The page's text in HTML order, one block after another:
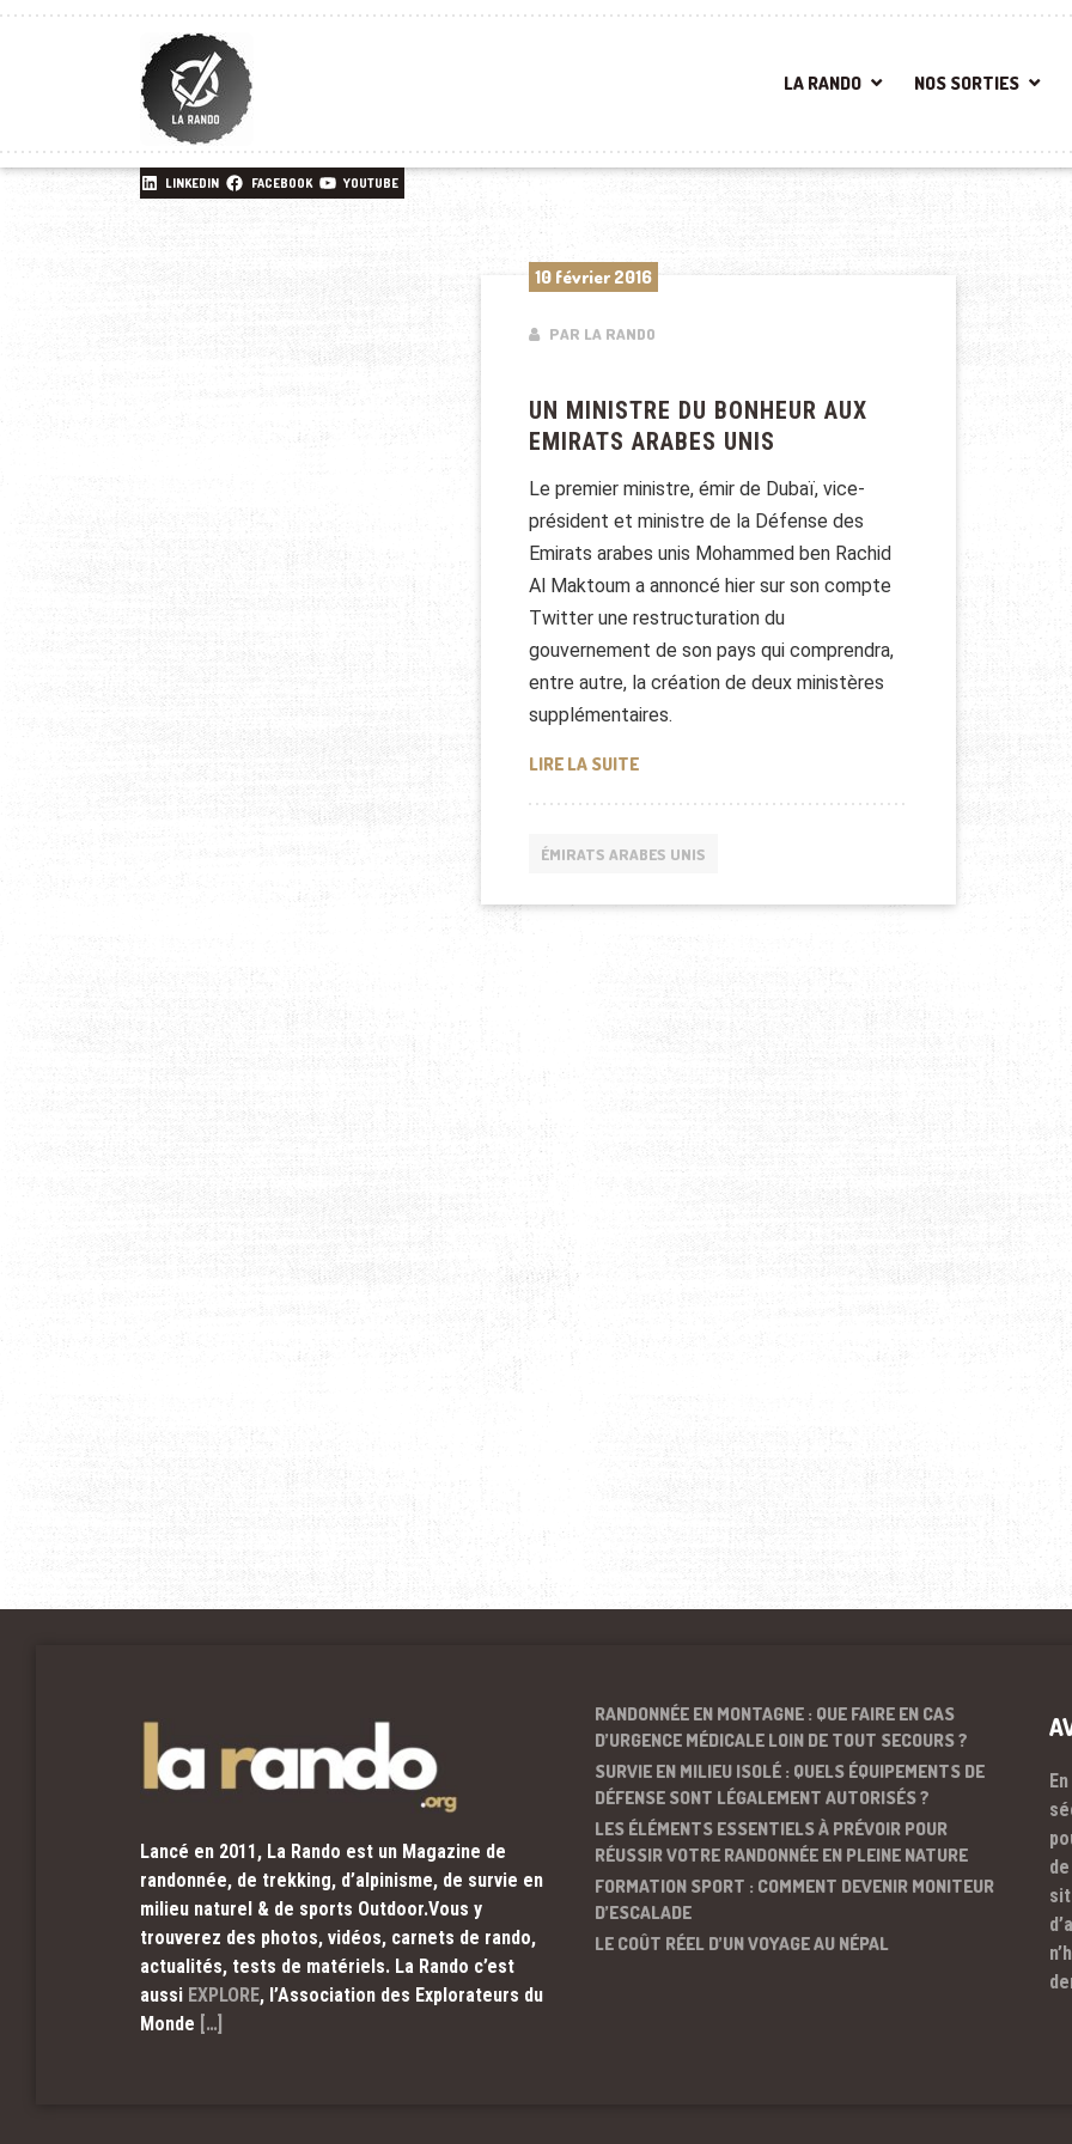
LA RANDO NOS SORTIES
LINKEDIN FACEBOOK YOUTUBE
10 février 2016
PAR LA RANDO
UN MINISTRE DU BONHEUR AUX
EMIRATS ARABES UNIS
Le premier ministre, émir de Dubaï, vice-
président et ministre de la Défense des
Emirats arabes unis Mohammed ben Rachid
Al Maktoum a annoncé hier sur son compte
Twitter une restructuration du
gouvernement de son pays qui comprendra,
entre autre, la création de deux ministères
supplémentaires.
LIRE LA SUITEUN MINISTRE DU BONHEUR AUX EMIRATS ARABES UNIS
ÉMIRATS ARABES UNIS
Lancé en 2011, La Rando est un Magazine de
randonnée, de trekking, d’alpinisme, de survie en
milieu naturel & de sports Outdoor.Vous y
trouverez des photos, vidéos, carnets de rando,
actualités, tests de matériels. La Rando c’est
aussi EXPLORE, l’Association des Explorateurs du
Monde […]
RANDONNÉE EN MONTAGNE : QUE FAIRE EN CAS
D’URGENCE MÉDICALE LOIN DE TOUT SECOURS ?
SURVIE EN MILIEU ISOLÉ : QUELS ÉQUIPEMENTS DE
DÉFENSE SONT LÉGALEMENT AUTORISÉS ?
LES ÉLÉMENTS ESSENTIELS À PRÉVOIR POUR
RÉUSSIR VOTRE RANDONNÉE EN PLEINE NATURE
FORMATION SPORT : COMMENT DEVENIR MONITEUR
D’ESCALADE
LE COÛT RÉEL D’UN VOYAGE AU NÉPAL